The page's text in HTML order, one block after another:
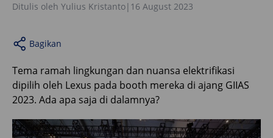
Ditulis oleh Yulius Kristanto| 16 August 2023
Bagikan
Tema ramah lingkungan dan nuansa elektrifikasi
dipilih oleh Lexus pada booth mereka di ajang GIIAS
2023. Ada apa saja di dalamnya?